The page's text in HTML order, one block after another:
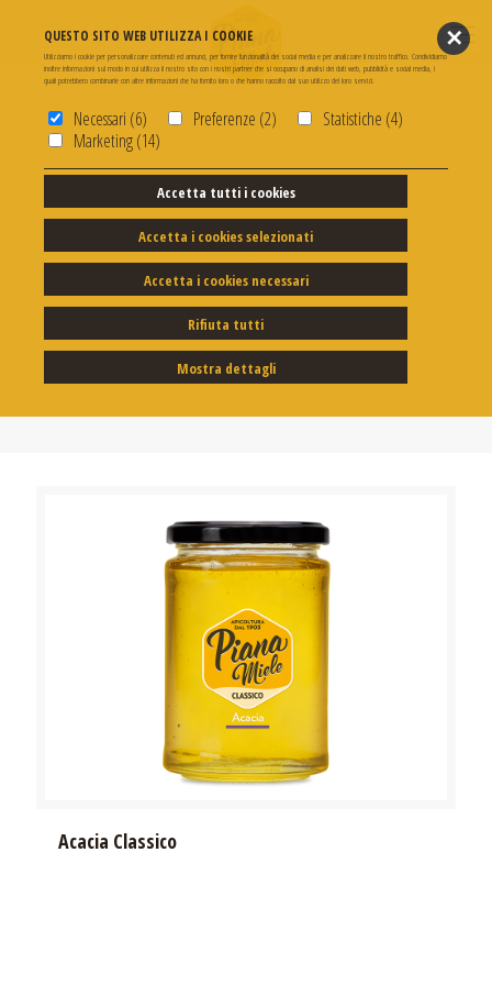
✕
QUESTO SITO WEB UTILIZZA I COOKIE
Utilizziamo i cookie per personalizzare contenuti ed annunci, per fornire funzionalità dei social media e per analizzare il nostro traffico. Condividiamo
inoltre informazioni sul modo in cui utilizza il nostro sito con i nostri partner che si occupano di analisi dei dati web, pubblicità e social media, i
quali potrebbero combinarle con altre informazioni che ha fornito loro o che hanno raccolto dal suo utilizzo dei loro servizi.
Necessari (6) Preferenze (2)
Statistiche (4)
Marketing (14)
Accetta tutti i cookies
Accetta i cookies selezionati
Accetta i cookies necessari
Rifiuta tutti
Mostra dettagli
Acacia
Acacia Classico